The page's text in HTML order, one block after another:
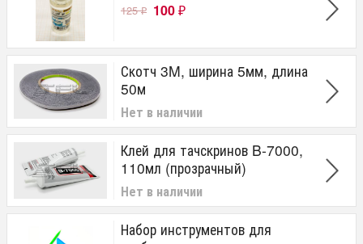
125₽ 100 ₽
Скотч 3M, ширина 5мм, длина
50м
Нет в наличии
Клей для тачскринов B-7000,
110мл (прозрачный)
Нет в наличии
Набор инструментов для